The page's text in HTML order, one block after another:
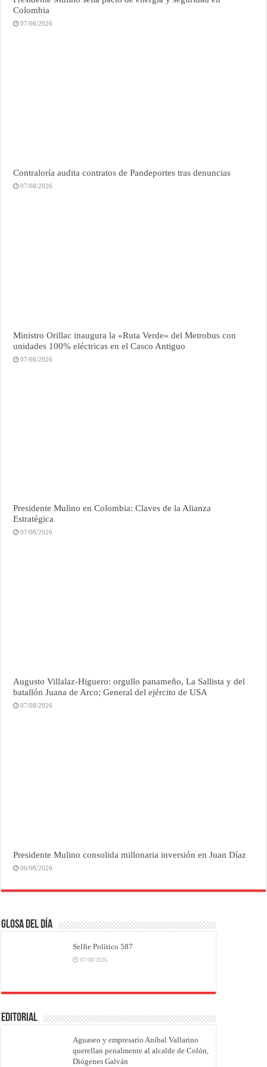
Colombia
07/08/2026
Contraloría audita contratos de Pandeportes tras denuncias
07/08/2026
Ministro Orillac inaugura la «Ruta Verde» del Metrobus con
unidades 100% eléctricas en el Casco Antiguo
07/08/2026
Presidente Mulino en Colombia: Claves de la Alianza
Estratégica
07/08/2026
Augusto Villalaz-Higuero: orgullo panameño, La Sallista y del
batallón Juana de Arco; General del ejército de USA
07/08/2026
Presidente Mulino consolida millonaria inversión en Juan Díaz
06/08/2026
Glosa del Día
Selfie Político 587
07/08/2026
EDITORIAL
Aguaseo y empresario Aníbal Vallarino
querellan penalmente al alcalde de Colón,
Diógenes Galván